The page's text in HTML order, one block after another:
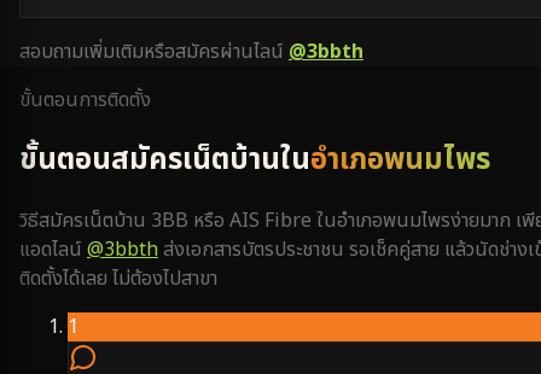
สอบถามเพิ่มเติมหรือสมัครผ่านไลน์ @3bbth
ขั้นตอนการติดตั้ง
ขั้นตอนสมัครเน็ตบ้านในอำเภอพนมไพร
วิธีสมัครเน็ตบ้าน 3BB หรือ AIS Fibre ในอำเภอพนมไพรง่ายมาก เ
แอดไลน์ @3bbthส่งเอกสารบัตรประชาชน รอเช็คคู่สาย แล้วนัดช่างเ
ติดตั้งได้เลย ไม่ต้องไปสาขา
1